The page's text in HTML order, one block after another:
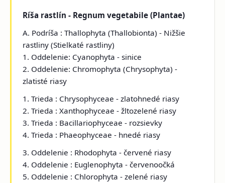
Ríša rastlín - Regnum vegetabile (Plantae)
A. Podríša : Thallophyta (Thallobionta) - Nižšie
rastliny (Stielkaté rastliny)
1. Oddelenie: Cyanophyta - sinice
2. Oddelenie: Chromophyta (Chrysophyta) -
zlatisté riasy
1. Trieda : Chrysophyceae - zlatohnedé riasy
2. Trieda : Xanthophyceae - žltozelené riasy
3. Trieda : Bacillariophyceae - rozsievky
4. Trieda : Phaeophyceae - hnedé riasy
3. Oddelenie : Rhodophyta - červené riasy
4. Oddelenie : Euglenophyta - červenoočká
5. Oddelenie : Chlorophyta - zelené riasy